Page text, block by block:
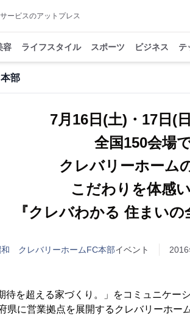
ービスのアットプレス
容 ライフスタイル スポーツ ビジネス テ
部
7月16日(土)・17日(
全国150会場
クレバリーホーム
こだわりを体感
『クレバわかる 住まいの
和 クレバリーホームFC本部イベント
待を超える家づくり。」をコミュニケー
県に営業拠点を展開するクレバリーホー